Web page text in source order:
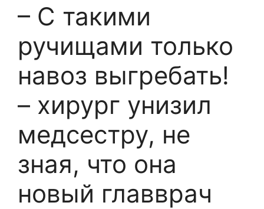
– С такими
ручищами только
навоз выгребать!
– хирург унизил
медсестру, не
зная, что она
новый главврач